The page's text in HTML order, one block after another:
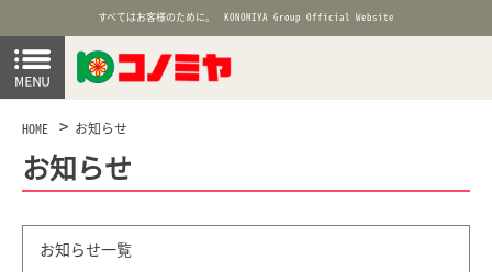
すべてはお客様のために。 KONOMIYA Group Official Website
HOME お知らせ
お知らせ
お知らせ一覧